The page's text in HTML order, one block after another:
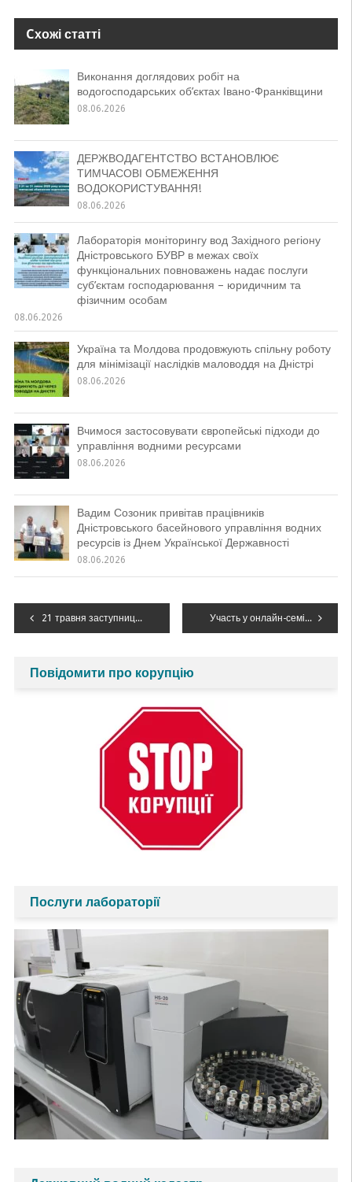
Cхожі статті
Виконання доглядових робіт на
водогосподарських об’єктах Івано-Франківщини
08.06.2026
ДЕРЖВОДАГЕНТСТВО ВСТАНОВЛЮЄ
ТИМЧАСОВІ ОБМЕЖЕННЯ
ВОДОКОРИСТУВАННЯ!
08.06.2026
Лабораторія моніторингу вод Західного регіону
Дністровського БУВР в межах своїх
функціональних повноважень надає послуги
суб’єктам господарювання – юридичним та
фізичним особам
08.06.2026
Україна та Молдова продовжують спільну роботу
для мінімізації наслідків маловоддя на Дністрі
08.06.2026
Вчимося застосовувати європейські підходи до
управління водними ресурсами
08.06.2026
Вадим Созоник привітав працівників
Дністровського басейнового управління водних
ресурсів із Днем Української Державності
08.06.2026
Навігація
21 травня заступниця начальника Дністровського БУВР Іванна Гнатишин взяла участь у Всеукраїнській науково-практичній конференції «БАСЕЙНОВИЙ ПІДХІД В УПРАВЛІННІ ВОДНИМИ РЕСУРСАМИ УКРАЇНИ» Участь у онлайн-семінарі з питань управління водними ресурсами у співпраці з Королівством Нідерланди
Повідомити про корупцію
Послуги лабораторії